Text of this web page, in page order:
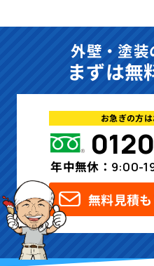
外壁・塗装
まずは無
お急ぎの方
年中無休： 9:00-
無料見積